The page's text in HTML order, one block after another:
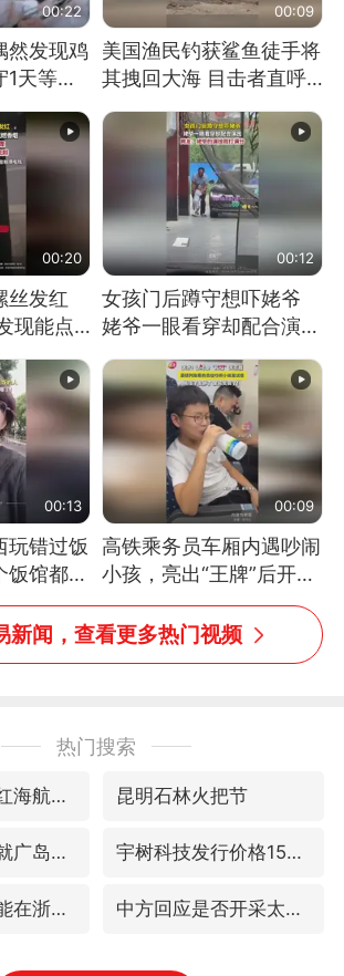
00:22
然发现鸡
天等它
00:09
美国渔民钓获鲨鱼徒手将
其拽回大海 目击者直呼
00:20
丝发红
现能点
00:12
女孩门后蹲守想吓姥爷
姥爷一眼看穿却配合演出
分
00:13
玩错过饭
饭馆都没
点
00:09
高铁乘务员车厢内遇吵闹
小孩，亮出“王牌”后开启
一键静音
新闻，查看更多热门视频
热门搜索
胡塞武装袭扰红海航运行动升级 昆明石林火把节
外交部发言人就广岛核爆81周年等答记者问 宇树科技发行价格150.80元/股
台风白海豚可能在浙闽沿海登陆 中方回应是否开采太平洋海底稀土资源